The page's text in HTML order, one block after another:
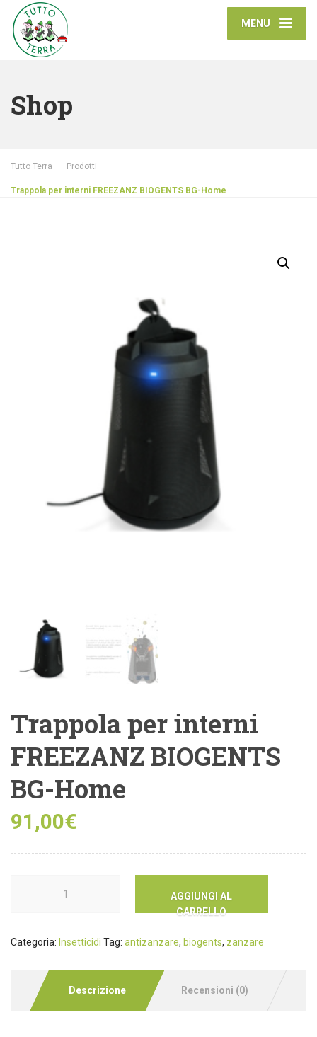
MENU
Shop
Tutto Terra Prodotti
Trappola per interni FREEZANZ BIOGENTS BG-Home
Trappola per interni
FREEZANZ BIOGENTS
BG-Home
91,00€
AGGIUNGI AL
CARRELLO
Categoria: Insetticidi Tag: antizanzare, biogents, zanzare
Descrizione Recensioni (0)